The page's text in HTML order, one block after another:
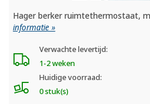
Hager berker ruimtethermostaat,
informatie »
Verwachte levertijd:
1-2 weken
Huidige voorraad:
0 stuk(s)